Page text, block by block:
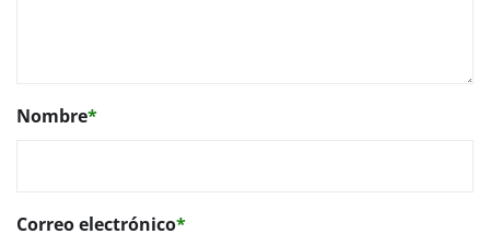
Nombre*
Correo electrónico*